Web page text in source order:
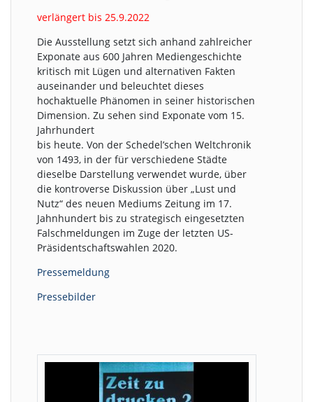
verlängert bis 25.9.2022
Die Ausstellung setzt sich anhand zahlreicher
Exponate aus 600 Jahren Mediengeschichte
kritisch mit Lügen und alternativen Fakten
auseinander und beleuchtet dieses
hochaktuelle Phänomen in seiner historischen
Dimension. Zu sehen sind Exponate vom 15.
Jahrhundert
bis heute. Von der Schedel’schen Weltchronik
von 1493, in der für verschiedene Städte
dieselbe Darstellung verwendet wurde, über
die kontroverse Diskussion über „Lust und
Nutz“ des neuen Mediums Zeitung im 17.
Jahnhundert bis zu strategisch eingesetzten
Falschmeldungen im Zuge der letzten US-
Präsidentschaftswahlen 2020.
Pressemeldung
Pressebilder